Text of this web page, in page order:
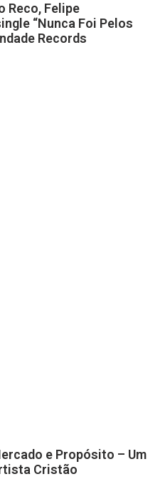
Reco, Felipe
“Nunca Foi Pelos
Records
e Propósito – Um
Cristão